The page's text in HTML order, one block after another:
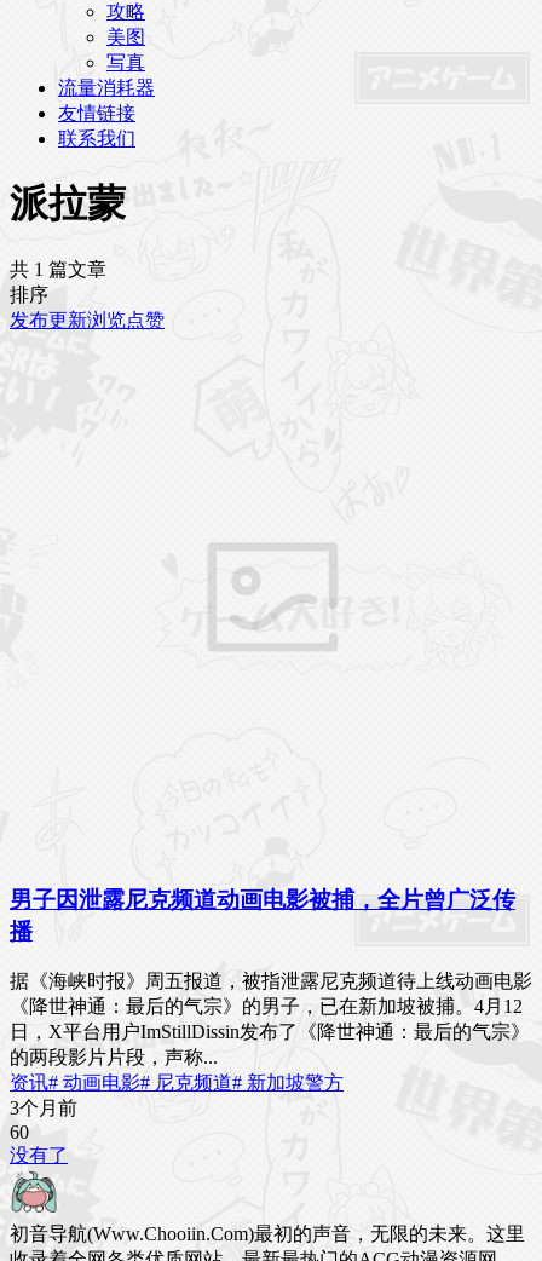
攻略
美图
写真
流量消耗器
友情链接
联系我们
派拉蒙
共 1 篇文章
排序
发布更新浏览点赞
男子因泄露尼克频道动画电影被捕，全片曾广泛传
播
据《海峡时报》周五报道，被指泄露尼克频道待上线动画电影
《降世神通：最后的气宗》的男子，已在新加坡被捕。4月12
日，X平台用户ImStillDissin发布了《降世神通：最后的气宗》
的两段影片片段，声称...
资讯# 动画电影# 尼克频道# 新加坡警方
3个月前
60
没有了
初音导航(Www.Chooiin.Com)最初的声音，无限的未来。这里